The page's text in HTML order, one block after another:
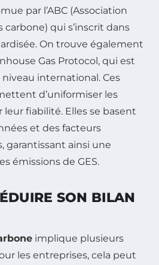
par l’ABC (Association
carbone) qui s’inscrit dans
On trouve également
Gas Protocol, qui est
international. Ces
d’uniformiser les
fiabilité. Elles se basent
et des facteurs
garantissant ainsi une
émissions de GES.
SON BILAN
implique plusieurs
les entreprises, cela peut